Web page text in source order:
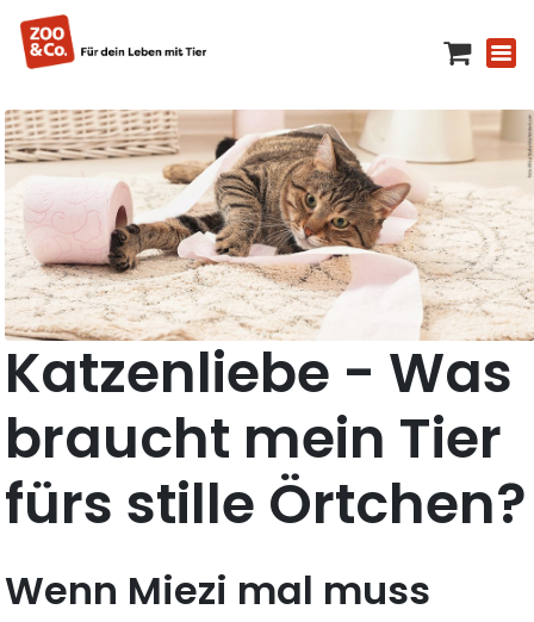
Katzenliebe - Was
braucht mein Tier
fürs stille Örtchen?
Wenn Miezi mal muss